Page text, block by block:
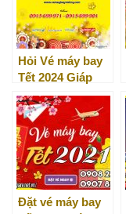
Hỏi Vé máy bay
Tết 2024 Giáp
Thìn ở đâu ?
Đặt vé máy bay